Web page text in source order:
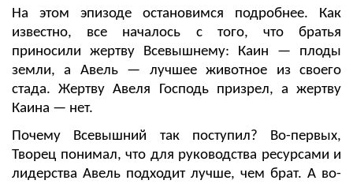
На этом эпизоде остановимся подробнее. Как
известно, все началось с того, что братья
приносили жертву Всевышнему: Каин — плоды
земли, а Авель — лучшее животное из своего
стада. Жертву Авеля Господь призрел, а жертву
Каина — нет.
Почему Всевышний так поступил? Во-первых,
Творец понимал, что для руководства ресурсами и
лидерства Авель подходит лучше, чем брат. А во-